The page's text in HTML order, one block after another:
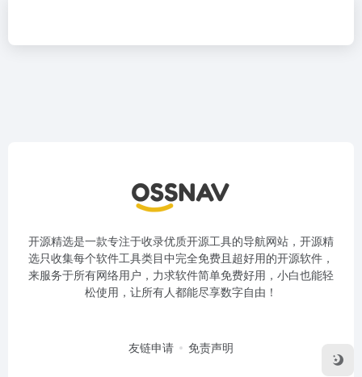
开源精选是一款专注于收录优质开源工具的导航网站，开源精
选只收集每个软件工具类目中完全免费且超好用的开源软件，
来服务于所有网络用户，力求软件简单免费好用，小白也能轻
松使用，让所有人都能尽享数字自由！
友链申请 免责声明